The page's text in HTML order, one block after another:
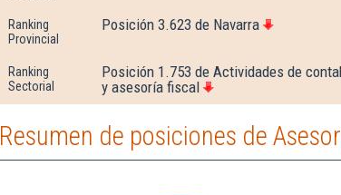
Ranking
Provincial
Posición 3.623 de Navarra
Ranking
Sectorial
Posición 1.753 de Actividades de
y asesoría fiscal
Resumen de posiciones de